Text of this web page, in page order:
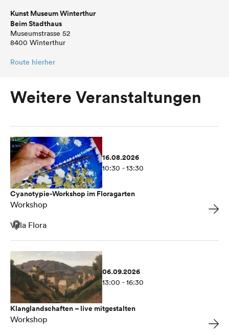
Kunst Museum Winterthur
Beim Stadthaus
Museumstrasse 52
8400 Winterthur
Route hierher
Weitere Veranstaltungen
16.08.2026
10:30 - 13:30
Cyanotypie-Workshop im Floragarten
Workshop
Villa Flora
06.09.2026
13:00 - 16:30
Klanglandschaften – live mitgestalten
Workshop